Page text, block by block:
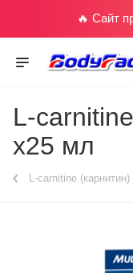
🔥 Сайт
L-
x25 мл
L-carnitine (карнитин)